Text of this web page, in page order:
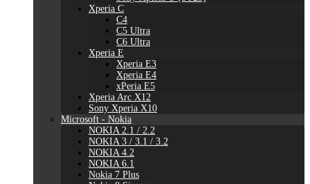
Xperia C
C4
C5 Ultra
C6 Ultra
Xperia E
Xperia E3
Xperia E4
xPeria E5
Xperia Arc X12
Sony Xperia X10
Microsoft - Nokia
NOKIA 2.1 / 2.2
NOKIA 3 / 3.1 / 3.2
NOKIA 4.2
NOKIA 6.1
Nokia 7 Plus